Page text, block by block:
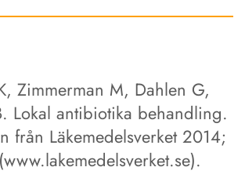
Zimmerman M, Dahlen G,
Lokal antibiotika behandling.
från Läkemedelsverket 2014;